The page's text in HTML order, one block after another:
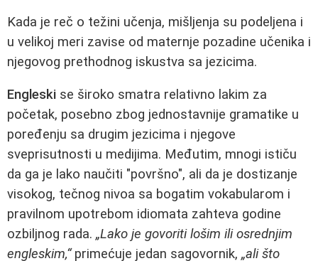
Kada je reč o težini učenja, mišljenja su podeljena i
u velikoj meri zavise od maternje pozadine učenika i
njegovog prethodnog iskustva sa jezicima.
Engleski se široko smatra relativno lakim za
početak, posebno zbog jednostavnije gramatike u
poređenju sa drugim jezicima i njegove
sveprisutnosti u medijima. Međutim, mnogi ističu
da ga je lako naučiti "površno", ali da je dostizanje
visokog, tečnog nivoa sa bogatim vokabularom i
pravilnom upotrebom idiomata zahteva godine
ozbiljnog rada. „Lako je govoriti lošim ili osrednjim
engleskim,“primećuje jedan sagovornik, „ali što